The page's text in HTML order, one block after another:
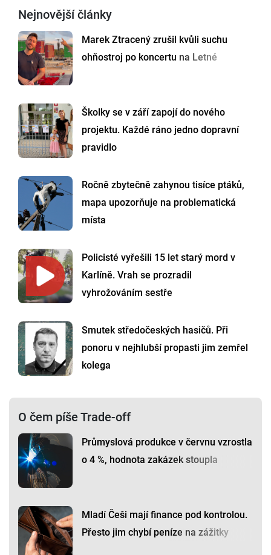
Nejnovější články
Marek Ztracený zrušil kvůli suchu
ohňostroj po koncertu na Letné
Školky se v září zapojí do nového
projektu. Každé ráno jedno dopravní
pravidlo
Ročně zbytečně zahynou tisíce ptáků,
mapa upozorňuje na problematická
místa
Policisté vyřešili 15 let starý mord v
Karlíně. Vrah se prozradil
vyhrožováním sestře
Smutek středočeských hasičů. Při
ponoru v nejhlubší propasti jim zemřel
kolega
O čem píše Trade-off
Průmyslová produkce v červnu vzrostla
o 4 %, hodnota zakázek stoupla
Mladí Češi mají finance pod kontrolou.
Přesto jim chybí peníze na zážitky